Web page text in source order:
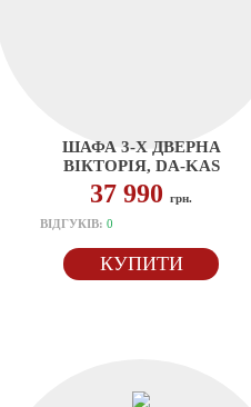
ШАФА 3-Х ДВЕРНА
ВІКТОРІЯ, DA-KAS
37 990 грн.
ВІДГУКІВ: 0
КУПИТИ